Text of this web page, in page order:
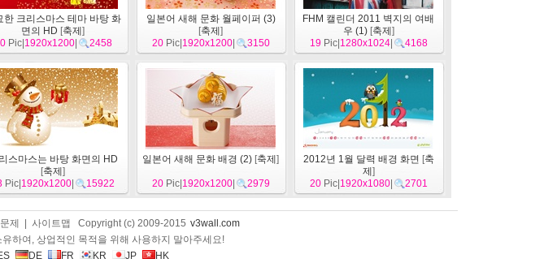
한 크리스마스 테마 바탕 화
면의 HD [축제 ]
Pic| 1920x1200| 2458
일본어 새해 문화 월페이퍼 (3)
[축제 ]
20Pic| 1920x1200| 3150
FHM 캘린더 2011 벽지의 여배
우 (1)[축제 ]
19Pic| 1280x1024| 4168
스마스는 바탕 화면의 HD
[축제 ]
Pic| 1920x1200 15922
일본어 새해 문화 배경 (2) [축제 ]
20Pic| 1920x1200| 2979
2012년 1월 달력 배경 화면 [축
제 ]
20Pic| 1920x1080| 2701
제 | 사이트맵 Copyright (c) 2009-2015 v3wall.com
하여, 상업적인 목적을 위해 사용하지 말아주세요!
DE FR KR JP HK